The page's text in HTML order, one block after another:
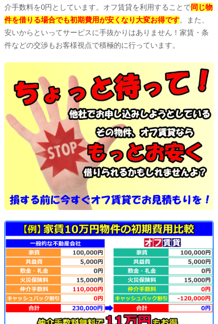
介手数料を0円としています。オフ賃貸を利用することで同じ物
件を借りる場合でも初期費用が安くなり大変お得です。また、
安いからといってサービスに手抜かりはありません！家賃・条
件などの交渉もお客様視点で積極的に行っています。